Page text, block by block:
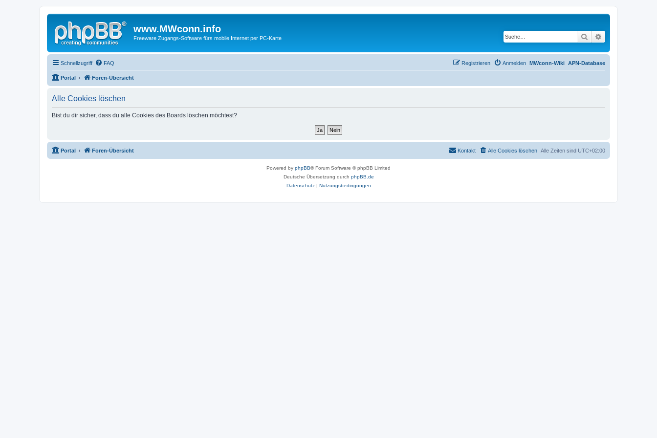
www.MWconn.info
Freeware Zugangs-Software fürs mobile Internet per PC-Karte Suche
Schnellzugriff FAQ APN-Database
MWconn-Wiki
Anmelden
Registrieren
Portal Foren-Übersicht
Alle Cookies löschen
Bist du dir sicher, dass du alle Cookies des Boards löschen möchtest?
Portal Foren-Übersicht Alle Zeiten sind UTC+02:00
Alle Cookies löschen
Kontakt
Powered by phpBB® Forum Software © phpBB Limited
Deutsche Übersetzung durch phpBB.de
Datenschutz| Nutzungsbedingungen